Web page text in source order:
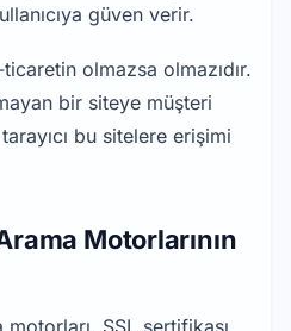
güven verir.
olmazsa olmazıdır.
bir siteye müşteri
bu sitelere erişimi
Motorlarının
SSL sertifikası